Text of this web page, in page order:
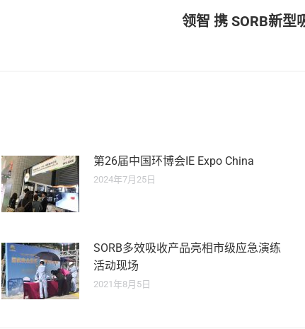
领智 携 SORB新型
第26届中国环博会IE Expo China
2024年7月25日
SORB多效吸收产品亮相市级应急演练
活动现场
2021年8月5日